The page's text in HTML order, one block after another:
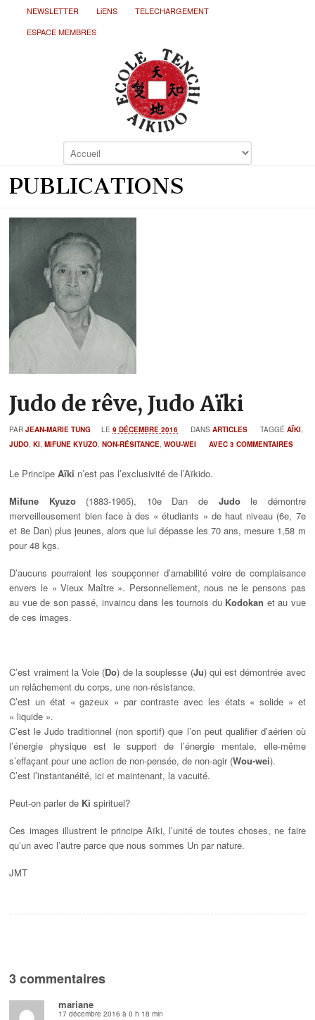
NEWSLETTER LiENS
TELECHARGEMENT
ESPACE MEMBRES
PUBLICATIONS
Judo de rêve, Judo Aïki
PARJEAN-MARIE TUNG LE9 DÉCEMBRE 2016 DANSARTICLES TAGGÉAÏKI,
JUDO,KI,MIFUNE KYUZO,NON-RÉSITANCE,WOU-WEI AVEC 3 COMMENTAIRES
Le PrincipeAïki n’est pas l’exclusivité de l’Aïkido.
Mifune Kyuzo(1883-1965), 10e Dan de Judole démontre
merveilleusement bien face à des « étudiants » de haut niveau (6e, 7e
et 8e Dan) plus jeunes, alors que lui dépasse les 70 ans, mesure 1,58 m
pour 48 kgs.
D’aucuns pourraient les soupçonner d’amabilité voire de complaisance
envers le « Vieux Maître ». Personnellement, nous ne le pensons pas
au vue de son passé, invaincu dans les tournois du Kodokan et au vue
de ces images.
C’est vraiment la Voie (Do) de la souplesse (Ju) qui est démontrée avec
un relâchement du corps, une non-résistance.
C’est un état « gazeux » par contraste avec les états « solide » et
« liquide ».
C’est le Judo traditionnel (non sportif) que l’on peut qualifier d’aérien où
l’énergie physique est le support de l’énergie mentale, elle-même
s’effaçant pour une action de non-pensée, de non-agir (Wou-wei).
C’est l’instantanéité, ici et maintenant, la vacuité.
Peut-on parler de Ki spirituel?
Ces images illustrent le principe Aïki, l’unité de toutes choses, ne faire
qu’un avec l’autre parce que nous sommes Un par nature.
JMT
3 commentaires
mariane
17 décembre 2016 à 0 h 18 min